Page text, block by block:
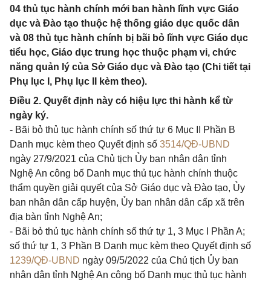
04 thủ tục hành chính mới ban hành lĩnh vực Giáo
dục và Đào tạo thuộc hệ thống giáo dục quốc dân
và 08 thủ tục hành chính bị bãi bỏ lĩnh vực Giáo dục
tiểu học, Giáo dục trung học thuộc phạm vi, chức
năng quản lý của Sở Giáo dục và Đào tạo (Chi tiết tại
Phụ lục I, Phụ lục II kèm theo).
Điều 2. Quyết định này có hiệu lực thi hành kể từ
ngày ký.
- Bãi bỏ thủ tục hành chính số thứ tự 6 Mục II Phần B
Danh mục kèm theo Quyết định số 3514/QĐ-UBND
ngày 27/9/2021 của Chủ tịch Ủy ban nhân dân tỉnh
Nghệ An công bố Danh mục thủ tục hành chính thuộc
thẩm quyền giải quyết của Sở Giáo dục và Đào tạo, Ủy
ban nhân dân cấp huyện, Ủy ban nhân dân cấp xã trên
địa bàn tỉnh Nghệ An;
- Bãi bỏ thủ tục hành chính số thứ tự 1, 3 Mục I Phần A;
số thứ tự 1, 3 Phần B Danh mục kèm theo Quyết định số
1239/QĐ-UBND ngày 09/5/2022 của Chủ tịch Ủy ban
nhân dân tỉnh Nghệ An công bố Danh mục thủ tục hành